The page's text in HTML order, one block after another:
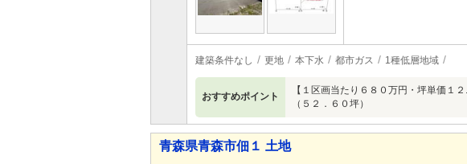
建築条件なし 更地 本下水 都市ガス 1種低層地域
おすすめポイント
【１区画当たり６８０万円・坪単価１
（５２．６０坪）
青森県青森市佃１ 土地